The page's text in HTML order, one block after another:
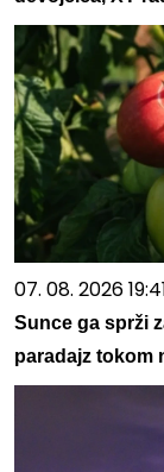
07. 08. 2026
Sunce ga sprži
paradajz tokom